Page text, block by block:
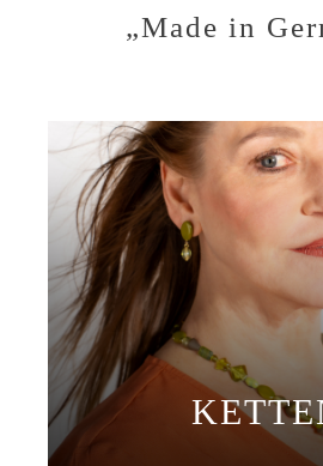
„Made in